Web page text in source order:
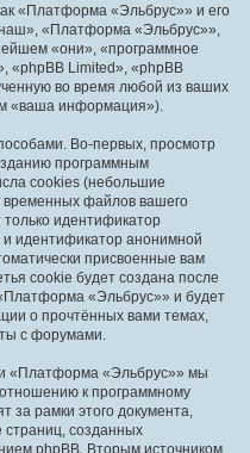
«Платформа «Эльбрус»» и его
«Платформа «Эльбрус»»,
«они», «программное
«phpBB Limited», «phpBB
во время любой из ваших
«ваша информация»).
Во-первых, просмотр
программным
cookies (небольшие
временных файлов вашего
идентификатор
идентификатор анонимной
присвоенные вам
cookie будет создана после
«Эльбрус»» и будет
о прочтённых вами темах,
с форумами.
«Платформа «Эльбрус»» мы
к программному
за рамки этого документа,
страниц, созданных
phpBB. Вторым источником